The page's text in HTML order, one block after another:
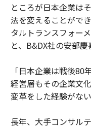
ところが日本企業は
法を変えることがで
タルトランスフォー
と、B&DX社の安部慶
「日本企業は戦後
経営層もその企業文
変革をした経験がない
長年、大手コンサル